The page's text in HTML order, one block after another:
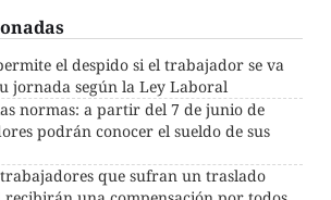
el despido si el trabajador se va
jornada según la Ley Laboral
normas: a partir del 7 de junio de
podrán conocer el sueldo de sus
que sufran un traslado